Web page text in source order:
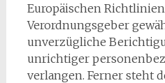
Europäischen
Verordnungsgeber
unverzügliche
unrichtiger
verlangen. Ferner steht